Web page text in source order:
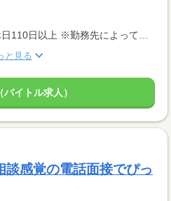
◇土日祝休み ◇年間休日110日以上 ※勤務先によって異なります ◇有給休暇あり（入社6ヵ月後に10日付与） ◇産休・育休制度あり 休日多めの職場が多いですが、 月給制なので給料は安定です！
と見る
イトル求人）
感覚の電話面接でぴっ